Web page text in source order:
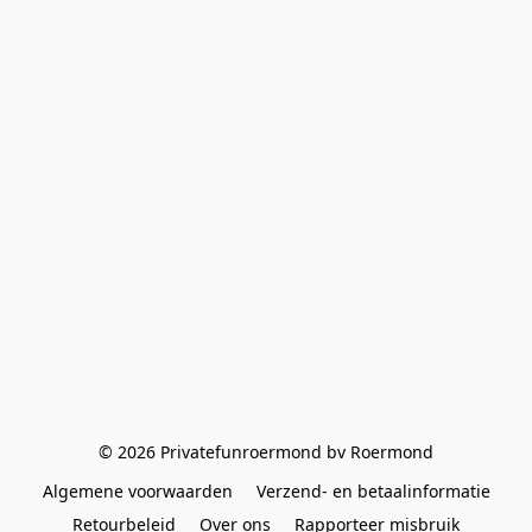
© 2026 Privatefunroermond bv Roermond
Algemene voorwaarden
Verzend- en betaalinformatie
Retourbeleid
Over ons Rapporteer misbruik